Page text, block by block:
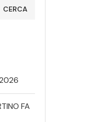
CERCA
FA